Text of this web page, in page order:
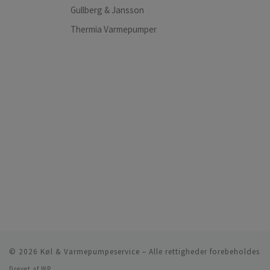
Gullberg & Jansson
Thermia Varmepumper
© 2026 Køl & Varmepumpeservice – Alle rettigheder forebeholdes